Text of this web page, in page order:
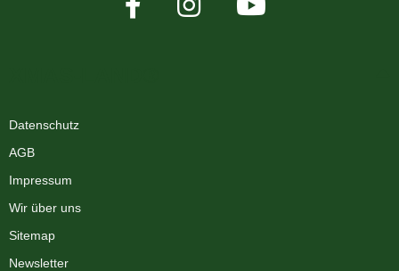
Datenschutz
AGB
Impressum
Wir über uns
Sitemap
Newsletter